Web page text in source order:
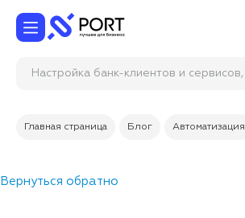
Настройка банк-клиентов и сервисов,
Главная страница Блог Автоматизация
Вернуться обратно